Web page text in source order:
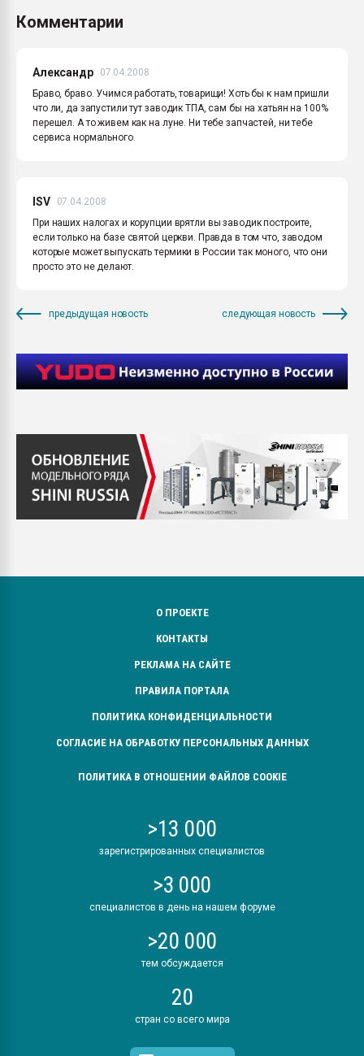
Комментарии
Александр
07.04.2008
Браво, браво. Учимся работать, товарищи! Хоть бы к нам пришли
что ли, да запустили тут заводик ТПА, сам бы на хатьян на 100%
перешел. А то живем как на луне. Ни тебе запчастей, ни тебе
сервиса нормального.
ISV
07.04.2008
При наших налогах и корупции врятли вы заводик построите,
если только на базе святой церкви. Правда в том что, заводом
которые может выпускать термики в России так моного, что они
просто это не делают.
предыдущая новость следующая новость
О ПРОЕКТЕ
КОНТАКТЫ
РЕКЛАМА НА САЙТЕ
ПРАВИЛА ПОРТАЛА
ПОЛИТИКА КОНФИДЕНЦИАЛЬНОСТИ
СОГЛАСИЕ НА ОБРАБОТКУ ПЕРСОНАЛЬНЫХ ДАННЫХ
ПОЛИТИКА В ОТНОШЕНИИ ФАЙЛОВ COOKIE
>13 000
зарегистрированных специалистов
>3 000
специалистов в день на нашем форуме
>20 000
тем обсуждается
20
стран со всего мира